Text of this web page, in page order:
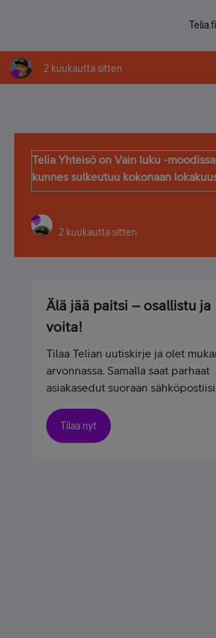
2 kuukautta sitten
Telia Yhteisö on Vain luku -
kunnes sulkeutuu kokonaan
2 kuukautta sitten
Älä jää paitsi – osallistu ja
voita!
Tilaa Telian uutiskirje ja olet
arvonnassa. Samalla saat parhaat
asiakasedut suoraan
Tilaa nyt